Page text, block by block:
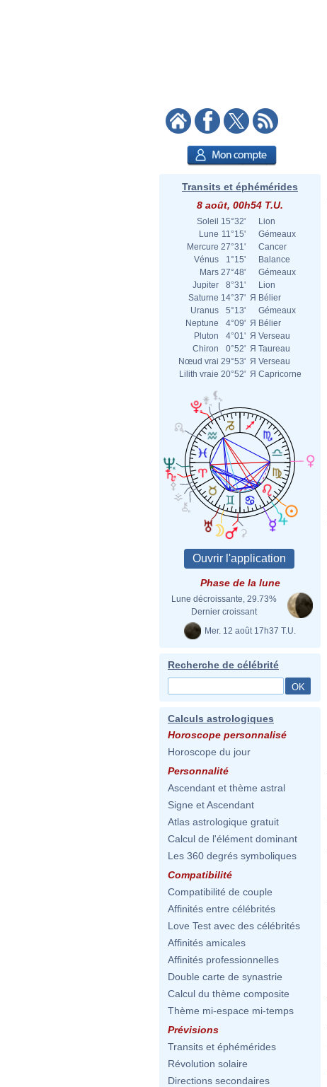
Transits et éphémérides
8 août, 00h54 T.U.
Soleil 15°32'
Lion
Lune 11°15'
Gémeaux
Mercure 27°31'
Cancer
Vénus
1°15'
Balance
Mars 27°48'
Gémeaux
Jupiter
8°31'
Lion
Saturne 14°37' Я Bélier
Uranus
5°13'
Gémeaux
Neptune
4°09' Я Bélier
Pluton
4°01' Я Verseau
Chiron
0°52' Я Taureau
Nœud vrai 29°53' Я Verseau
Lilith vraie 20°52' Я Capricorne
Phase de la lune
Lune décroissante, 29.73%
Dernier croissant
Mer. 12 août 17h37 T.U.
Recherche de célébrité
Calculs astrologiques
Horoscope personnalisé
Horoscope du jour
Personnalité
Ascendant et thème astral
Signe et Ascendant
Atlas astrologique gratuit
Calcul de l'élément dominant
Les 360 degrés symboliques
Compatibilité
Compatibilité de couple
Affinités entre célébrités
Love Test avec des célébrités
Affinités amicales
Affinités professionnelles
Double carte de synastrie
Calcul du thème composite
Thème mi-espace mi-temps
Prévisions
Transits et éphémérides
Révolution solaire
Directions secondaires